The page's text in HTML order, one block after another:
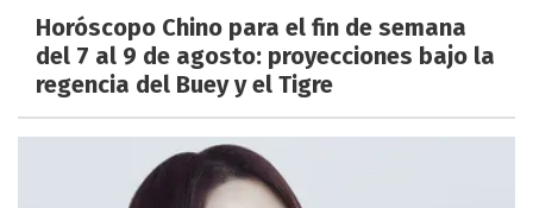
Horóscopo Chino para el fin de semana
del 7 al 9 de agosto: proyecciones bajo la
regencia del Buey y el Tigre